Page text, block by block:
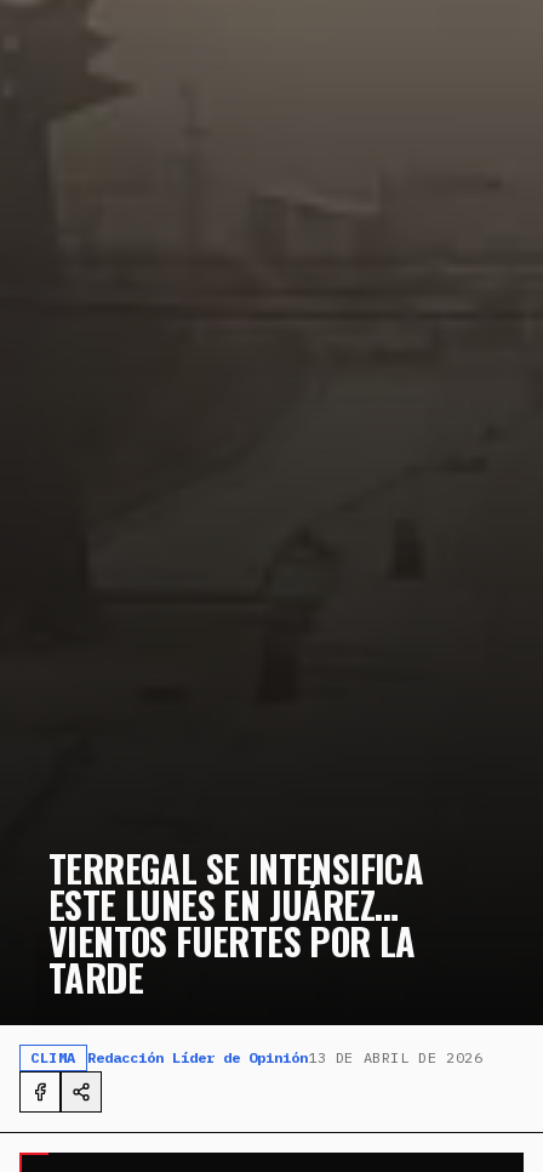
TERREGAL SE INTENSIFICA
ESTE LUNES EN JUÁREZ…
VIENTOS FUERTES POR LA
TARDE
CLIMA Redacción Líder de Opinión13 DE ABRIL DE 2026